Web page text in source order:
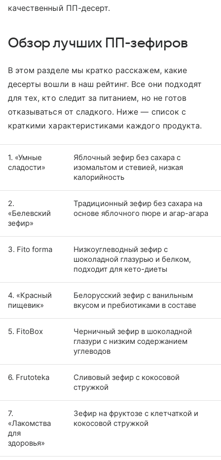
качественный ПП-десерт.
Обзор лучших ПП-зефиров
В этом разделе мы кратко расскажем, какие
десерты вошли в наш рейтинг. Все они подходят
для тех, кто следит за питанием, но не готов
отказываться от сладкого. Ниже — список с
краткими характеристиками каждого продукта.
1. «Умные
сладости»
Яблочный зефир без сахара с
изомальтом и стевией, низкая
калорийность
2.
«Белевский
зефир»
Традиционный зефир без сахара на
основе яблочного пюре и агар-агара
3. Fito forma
Низкоуглеводный зефир с
шоколадной глазурью и белком,
подходит для кето-диеты
4. «Красный
пищевик»
Белорусский зефир с ванильным
вкусом и пребиотиками в составе
5. FitoBox
Черничный зефир в шоколадной
глазури с низким содержанием
углеводов
6. Frutoteka
Сливовый зефир с кокосовой
стружкой
7.
«Лакомства
для
здоровья»
Зефир на фруктозе с клетчаткой и
кокосовой стружкой